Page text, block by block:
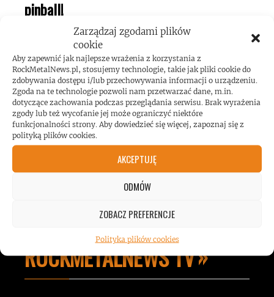
Zarządzaj zgodami plików
cookie
Aby zapewnić jak najlepsze wrażenia z korzystania z
RockMetalNews.pl, stosujemy technologie, takie jak pliki cookie do
zdobywania dostępu i/lub przechowywania informacji o urządzeniu.
Zgoda na te technologie pozwoli nam przetwarzać dane, m.in.
dotyczące zachowania podczas przeglądania serwisu. Brak wyrażenia
zgody lub też wycofanie jej może ograniczyć niektóre
funkcjonalności strony. Aby dowiedzieć się więcej, zapoznaj się z
polityką plików cookies.
AKCEPTUJĘ
ODMÓW
ZOBACZ PREFERENCJE
Polityka plików cookies
pinball!
Koncert AC/DC przekroczył poziom
hałasu!
ROCKMETALNEWS TV